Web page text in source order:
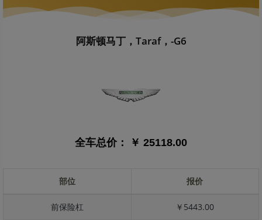
阿斯顿马丁，Taraf，-G6
全车总价： ￥ 25118.00
部位 报价
前保险杠 ￥5443.00